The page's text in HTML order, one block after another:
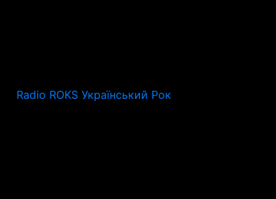
Radio ROKS Український Рок